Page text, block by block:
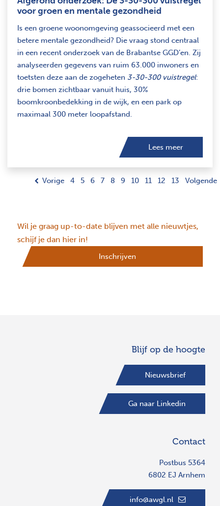
voor groen en mentale gezondheid
Is een groene woonomgeving geassocieerd met een
betere mentale gezondheid? Die vraag stond centraal
in een recent onderzoek van de Brabantse GGD’en. Zij
analyseerden gegevens van ruim 63.000 inwoners en
toetsten deze aan de zogeheten 3-30-300 vuistregel:
drie bomen zichtbaar vanuit huis, 30%
boomkroonbedekking in de wijk, en een park op
maximaal 300 meter loopafstand.
Lees meer
Vorige 4 5 6 7 8 9 10 11 12 13 Volgende
Wil je graag up-to-date blijven met alle nieuwtjes,
schijf je dan hier in!
Inschrijven
Blijf op de hoogte
Nieuwsbrief
Ga naar Linkedin
Contact
Postbus 5364
6802 EJ Arnhem
info@awgl.nl